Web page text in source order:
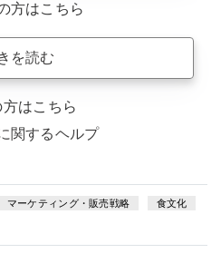
方はこちら
を読む
はこちら
関するヘルプ
マーケティング・販売戦略 食文化